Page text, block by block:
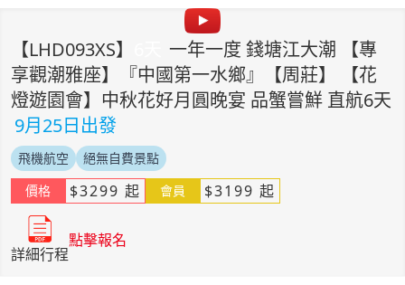
【LHD093XS】
一年一度 錢塘江大潮 【專
享觀潮雅座】『中國第一水鄉』【周莊】 【花
燈遊園會】中秋花好月圓晚宴 品蟹嘗鮮 直航6天
9月25日出發
飛機航空
絕無自費景點
價格
$3299 起 會員 $3199 起
詳細行程
點擊報名